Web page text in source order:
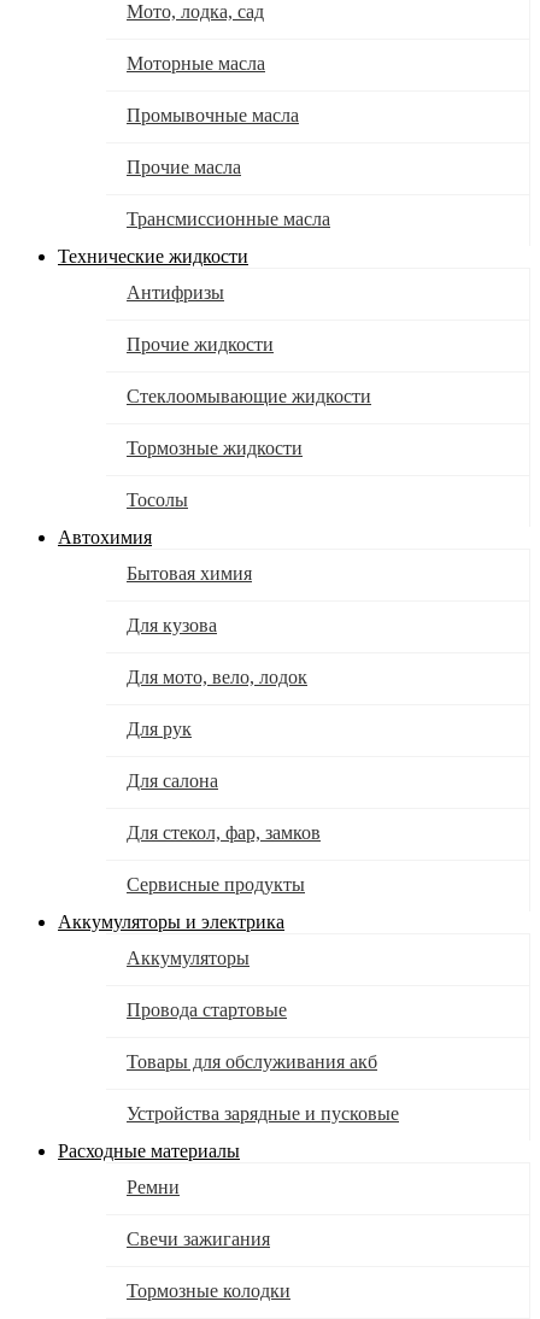
Мото, лодка, сад
Моторные масла
Промывочные масла
Прочие масла
Трансмиссионные масла
Технические жидкости
Антифризы
Прочие жидкости
Стеклоомывающие жидкости
Тормозные жидкости
Тосолы
Автохимия
Бытовая химия
Для кузова
Для мото, вело, лодок
Для рук
Для салона
Для стекол, фар, замков
Сервисные продукты
Аккумуляторы и электрика
Аккумуляторы
Провода стартовые
Товары для обслуживания акб
Устройства зарядные и пусковые
Расходные материалы
Ремни
Свечи зажигания
Тормозные колодки